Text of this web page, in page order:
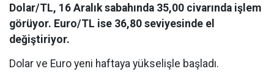
Dolar/TL, 16 Aralık sabahında 35,00 civarında işlem
görüyor. Euro/TL ise 36,80 seviyesinde el
değiştiriyor.
Dolar ve Euro yeni haftaya yükselişle başladı.